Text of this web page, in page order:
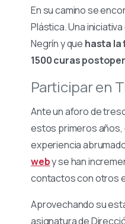
En su camino se
Plástica. Una
Negrín y que hasta la
1500 curas
Participar en
Ante un aforo de
estos primeros años,
experiencia
weby se han
contactos con otros
Aprovechando su
asignatura de